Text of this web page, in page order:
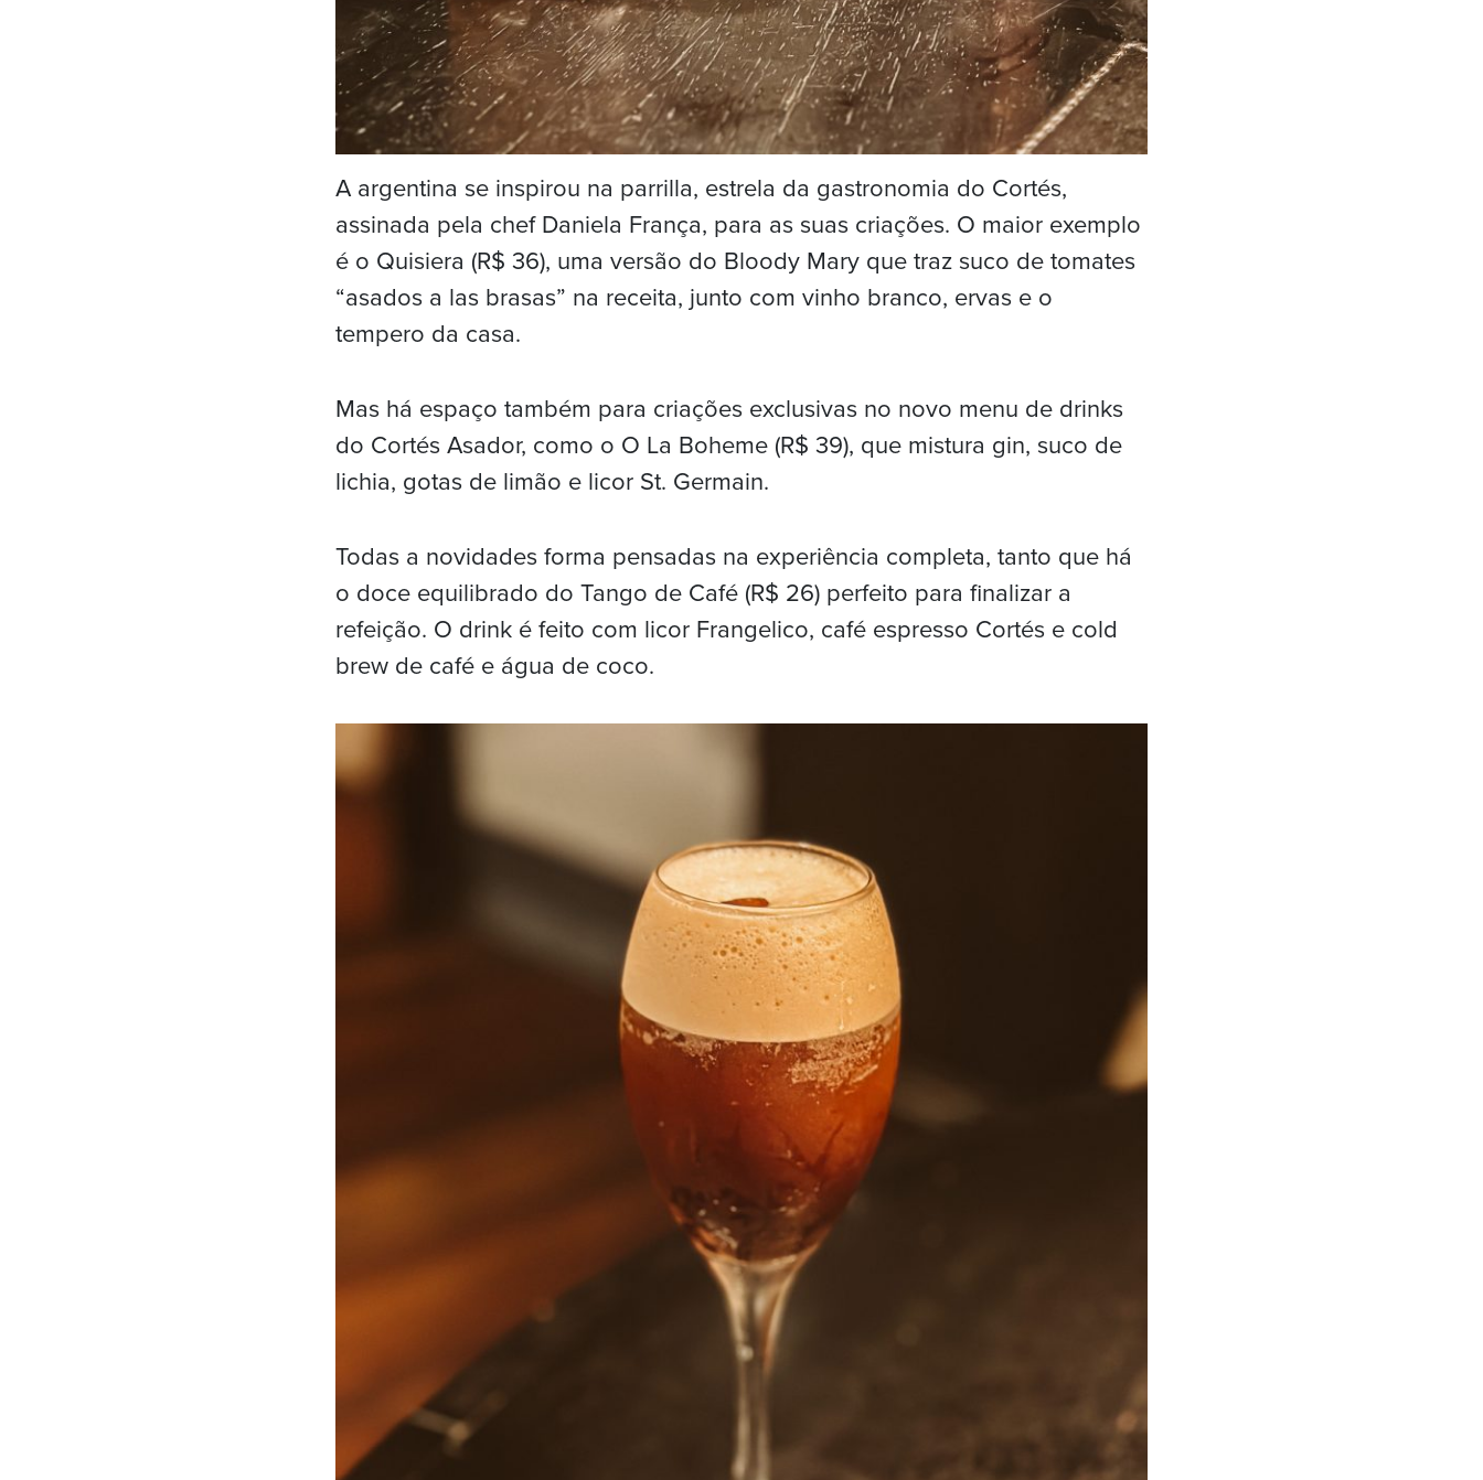
A argentina se inspirou na parrilla, estrela da gastronomia do Cortés,
assinada pela chef Daniela França, para as suas criações. O maior exemplo
é o Quisiera (R$ 36), uma versão do Bloody Mary que traz suco de tomates
“asados a las brasas” na receita, junto com vinho branco, ervas e o
tempero da casa.
Mas há espaço também para criações exclusivas no novo menu de drinks
do Cortés Asador, como o O La Boheme (R$ 39), que mistura gin, suco de
lichia, gotas de limão e licor St. Germain.
Todas a novidades forma pensadas na experiência completa, tanto que há
o doce equilibrado do Tango de Café (R$ 26) perfeito para finalizar a
refeição. O drink é feito com licor Frangelico, café espresso Cortés e cold
brew de café e água de coco.